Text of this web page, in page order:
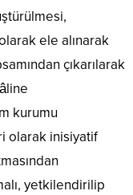
ele alınarak
çıkarılarak
kurumu
olarak inisiyatif
yetkilendirilip